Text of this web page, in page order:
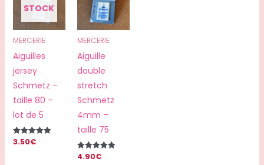
STOCK
MERCERIE
Aiguilles
jersey
Schmetz –
taille 80 –
lot de 5
Note
3.50€
MERCERIE
Aiguille
double
stretch
Schmetz
4mm –
taille 75
Note
4.90€